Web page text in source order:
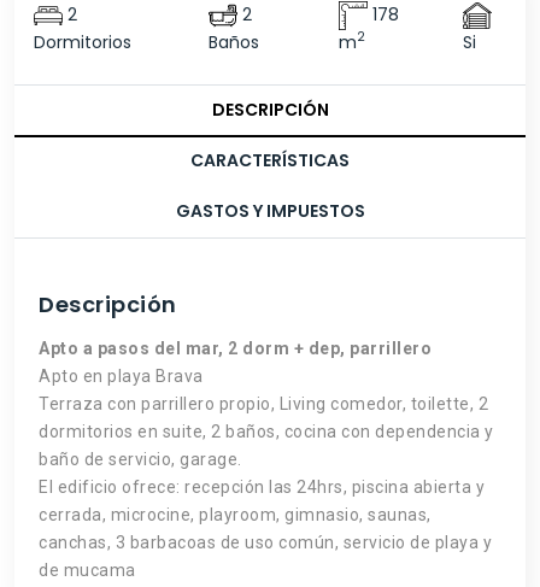
2
Dormitorios
2
Baños
178
m2 Si
DESCRIPCIÓN
CARACTERÍSTICAS
GASTOS Y IMPUESTOS
Descripción
Apto a pasos del mar, 2 dorm + dep, parrillero
Apto en playa Brava
Terraza con parrillero propio, Living comedor, toilette, 2
dormitorios en suite, 2 baños, cocina con dependencia y
baño de servicio, garage.
El edificio ofrece: recepción las 24hrs, piscina abierta y
cerrada, microcine, playroom, gimnasio, saunas,
canchas, 3 barbacoas de uso común, servicio de playa y
de mucama